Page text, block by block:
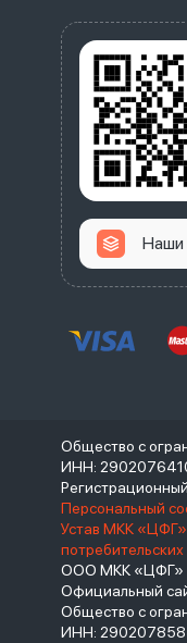
Наши
Общество с
ИНН:
Персональный
Устав МКК «ЦФГ»
ООО МКК «ЦФГ»
Официальный
Общество с
ИНН: